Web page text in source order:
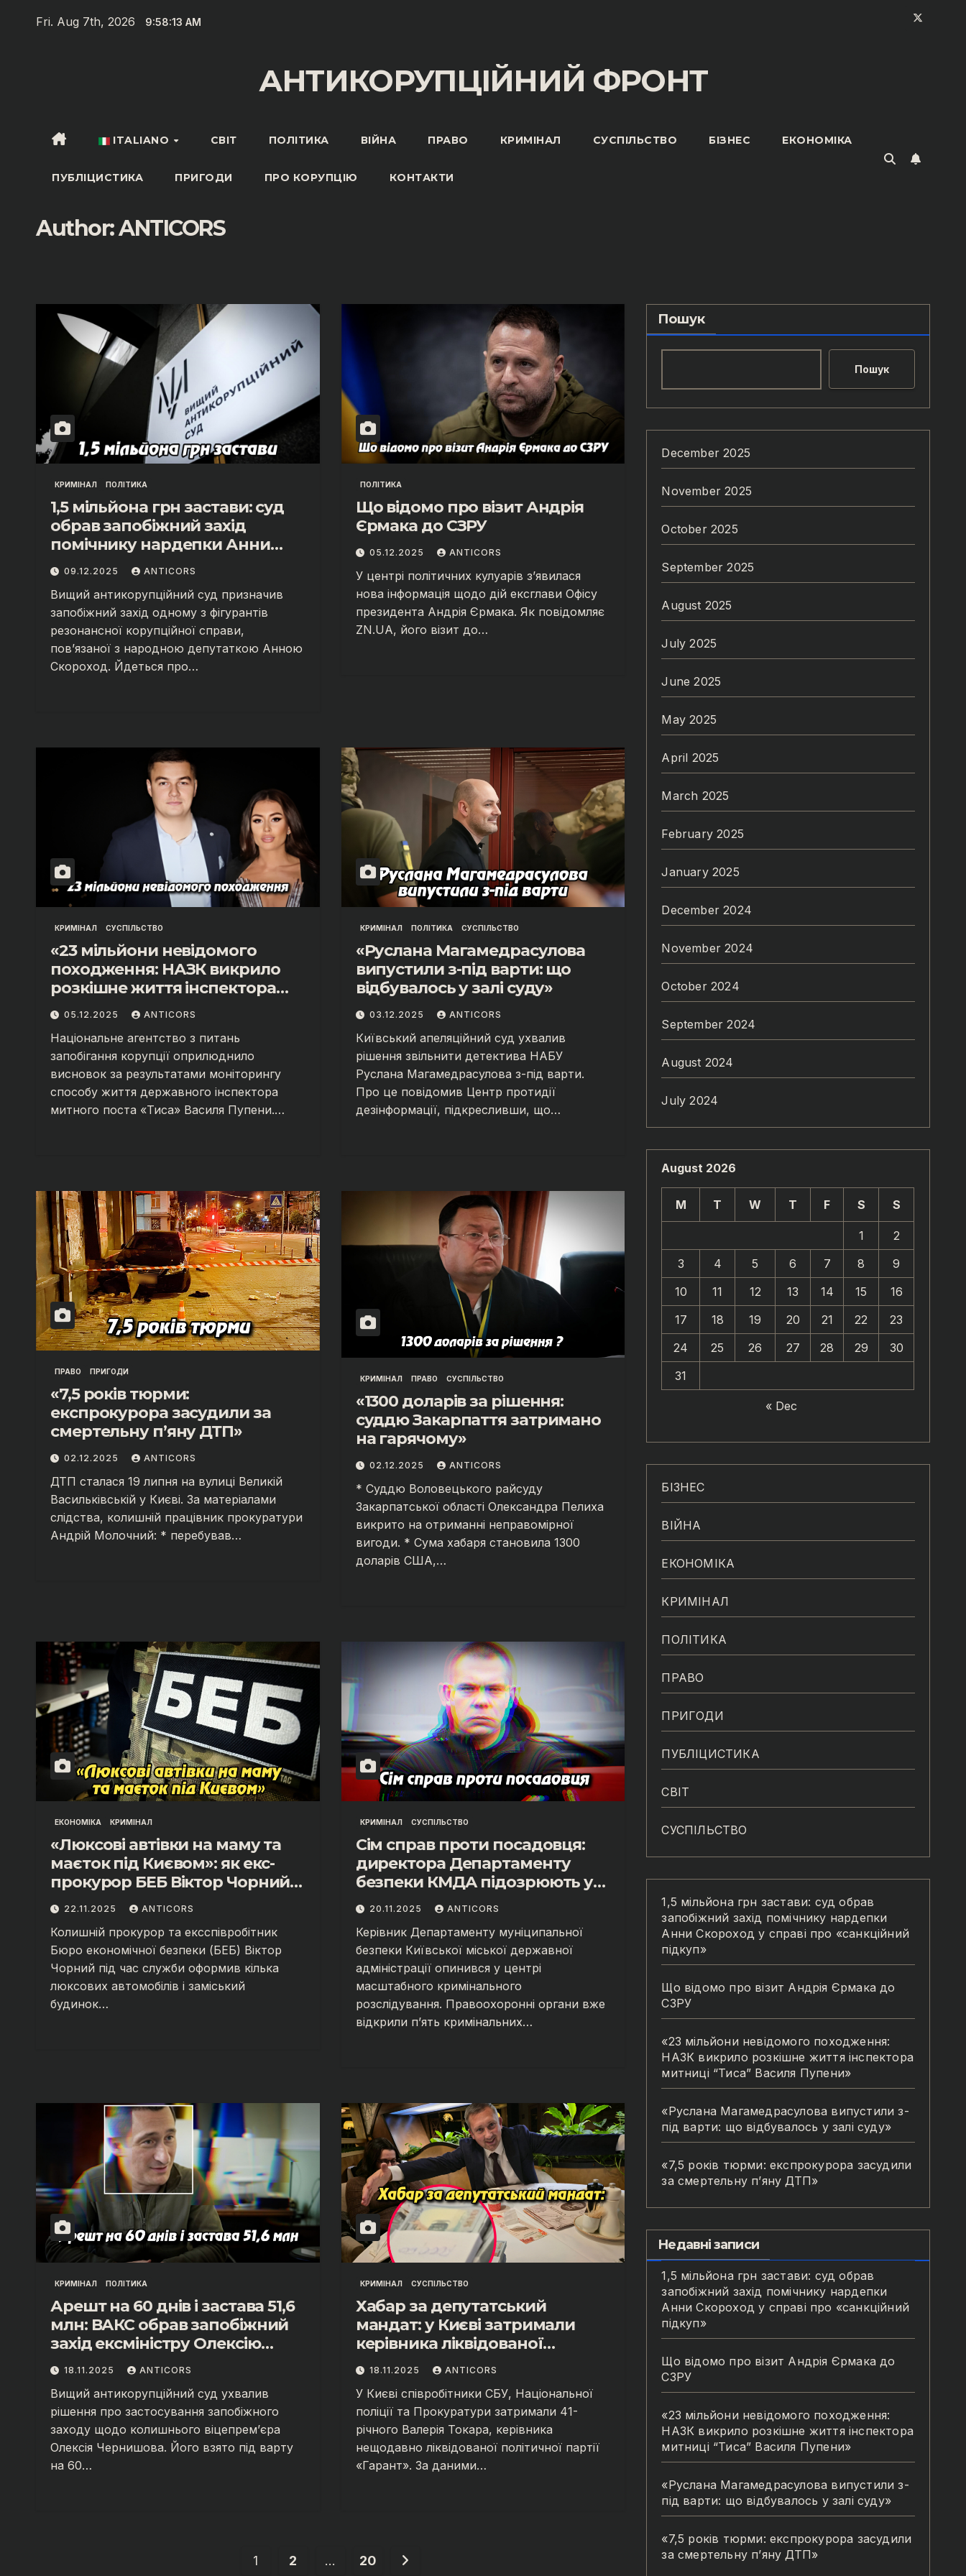
Fri. Aug 7th, 2026 9:58:14 AM
АНТИКОРУПЦІЙНИЙ ФРОНТ
ITALIANO СВІТ ПОЛІТИКА ВІЙНА ПРАВО КРИМІНАЛ СУСПІЛЬСТВО БІЗНЕС ЕКОНОМІКА
ПУБЛІЦИСТИКА ПРИГОДИ ПРО КОРУПЦІЮ КОНТАКТИ
Author:ANTICORS
КРИМІНАЛ ПОЛІТИКА
1,5 мільйона грн застави: суд
обрав запобіжний захід
помічнику нардепки Анни
Скороход у справі про
«санкційний підкуп»
09.12.2025 ANTICORS
Вищий антикорупційний суд призначив
запобіжний захід одному з фігурантів
резонансної корупційної справи,
пов’язаної з народною депутаткою Анною
Скороход. Йдеться про…
ПОЛІТИКА
Що відомо про візит Андрія
Єрмака до СЗРУ
05.12.2025 ANTICORS
У центрі політичних кулуарів з’явилася
нова інформація щодо дій ексглави Офісу
президента Андрія Єрмака. Як повідомляє
ZN.UA, його візит до…
КРИМІНАЛ СУСПІЛЬСТВО
«23 мільйони невідомого
походження: НАЗК викрило
розкішне життя інспектора
митниці “Тиса” Василя
Пупени»
05.12.2025 ANTICORS
Національне агентство з питань
запобігання корупції оприлюднило
висновок за результатами моніторингу
способу життя державного інспектора
митного поста «Тиса» Василя Пупени.…
КРИМІНАЛ ПОЛІТИКА СУСПІЛЬСТВО
«Руслана Магамедрасулова
випустили з-під варти: що
відбувалось у залі суду»
03.12.2025 ANTICORS
Київський апеляційний суд ухвалив
рішення звільнити детектива НАБУ
Руслана Магамедрасулова з-під варти.
Про це повідомив Центр протидії
дезінформації, підкресливши, що…
ПРАВО ПРИГОДИ
«7,5 років тюрми:
експрокурора засудили за
смертельну п’яну ДТП»
02.12.2025 ANTICORS
ДТП сталася 19 липня на вулиці Великій
Васильківській у Києві. За матеріалами
слідства, колишній працівник прокуратури
Андрій Молочний: * перебував…
КРИМІНАЛ ПРАВО СУСПІЛЬСТВО
«1300 доларів за рішення:
суддю Закарпаття затримано
на гарячому»
02.12.2025 ANTICORS
* Суддю Воловецького райсуду
Закарпатської області Олександра Пелиха
викрито на отриманні неправомірної
вигоди. * Сума хабаря становила 1300
доларів США,…
ЕКОНОМІКА КРИМІНАЛ
«Люксові автівки на маму та
маєток під Києвом»: як екс-
прокурор БЕБ Віктор Чорний
приховував майно
22.11.2025 ANTICORS
Колишній прокурор та ексспівробітник
Бюро економічної безпеки (БЕБ) Віктор
Чорний під час служби оформив кілька
люксових автомобілів і заміський
будинок…
КРИМІНАЛ СУСПІЛЬСТВО
Сім справ проти посадовця:
директора Департаменту
безпеки КМДА підозрюють у
масштабних зловживаннях.
20.11.2025 ANTICORS
Керівник Департаменту муніципальної
безпеки Київської міської державної
адміністрації опинився у центрі
масштабного кримінального
розслідування. Правоохоронні органи вже
відкрили п’ять кримінальних…
КРИМІНАЛ ПОЛІТИКА
Арешт на 60 днів і застава 51,6
млн: ВАКС обрав запобіжний
захід ексміністру Олексію
Чернишову
18.11.2025 ANTICORS
Вищий антикорупційний суд ухвалив
рішення про застосування запобіжного
заходу щодо колишнього віцепрем’єра
Олексія Чернишова. Його взято під варту
на 60…
КРИМІНАЛ СУСПІЛЬСТВО
Хабар за депутатський
мандат: у Києві затримали
керівника ліквідованої
політичної партії
18.11.2025 ANTICORS
У Києві співробітники СБУ, Національної
поліції та Прокуратури затримали 41-
річного Валерія Токара, керівника
нещодавно ліквідованої політичної партії
«Гарант». За даними…
Posts
1 2 … 20
Пошук
Пошук
December 2025
November 2025
October 2025
September 2025
August 2025
July 2025
June 2025
May 2025
April 2025
March 2025
February 2025
January 2025
December 2024
November 2024
October 2024
September 2024
August 2024
July 2024
August 2026
M T W T F S S
1
2
3
4 5 6 7 8
9
10
11 12 13 14 15
16
17
18 19 20 21 22
23
24
25 26 27 28 29
30
31
« Dec
БІЗНЕС
ВІЙНА
ЕКОНОМІКА
КРИМІНАЛ
ПОЛІТИКА
ПРАВО
ПРИГОДИ
ПУБЛІЦИСТИКА
СВІТ
СУСПІЛЬСТВО
1,5 мільйона грн застави: суд обрав
запобіжний захід помічнику нардепки
Анни Скороход у справі про «санкційний
підкуп»
Що відомо про візит Андрія Єрмака до
СЗРУ
«23 мільйони невідомого походження:
НАЗК викрило розкішне життя інспектора
митниці “Тиса” Василя Пупени»
«Руслана Магамедрасулова випустили з-
під варти: що відбувалось у залі суду»
«7,5 років тюрми: експрокурора засудили
за смертельну п’яну ДТП»
Недавні записи
1,5 мільйона грн застави: суд обрав
запобіжний захід помічнику нардепки
Анни Скороход у справі про «санкційний
підкуп»
Що відомо про візит Андрія Єрмака до
СЗРУ
«23 мільйони невідомого походження:
НАЗК викрило розкішне життя інспектора
митниці “Тиса” Василя Пупени»
«Руслана Магамедрасулова випустили з-
під варти: що відбувалось у залі суду»
«7,5 років тюрми: експрокурора засудили
за смертельну п’яну ДТП»